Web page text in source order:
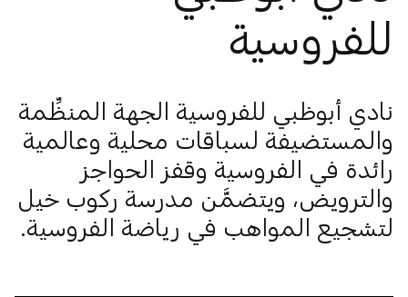
للفروسية
نادي أبوظبي للفروسية الجهة المنظِّمة
والمستضيفة لسباقات محلية وعالمية
رائدة في الفروسية وقفز الحواجز
والترويض، ويتضمَّن مدرسة ركوب خيل
لتشجيع المواهب في رياضة الفروسية.